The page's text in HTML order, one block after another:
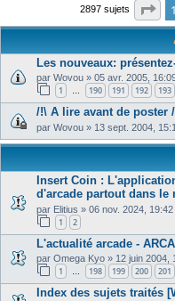
2897 sujets 1
Les nouveaux:
par Wovou » 05 avr. 2005,
1 … 190 191 192 193
/!\ A lire avant de poster
par Wovou » 13 sept. 2004,
Insert Coin :
d'arcade partout dans le
par Elitius » 06 nov. 2024, 19:42
1 2
L'actualité arcade -
par Omega Kyo » 12 juin 2004,
1 … 198 199 200 201
Index des sujets traités